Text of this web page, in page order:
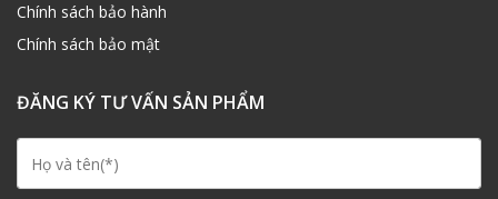
Chính sách bảo hành
Chính sách bảo mật
ĐĂNG KÝ TƯ VẤN SẢN PHẨM